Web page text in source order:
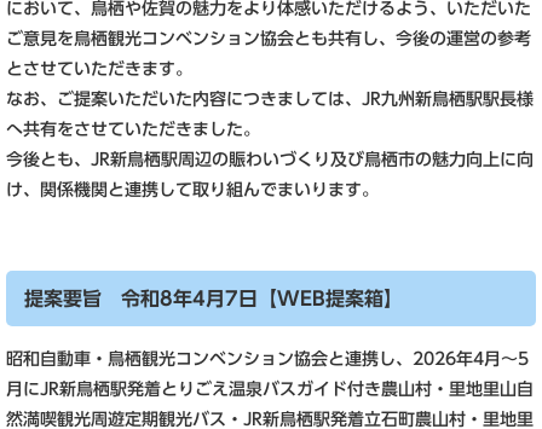
において、鳥栖や佐賀の魅力をより体感いただけるよう、いただいた
ご意見を鳥栖観光コンベンション協会とも共有し、今後の運営の参考
とさせていただきます。
なお、ご提案いただいた内容につきましては、JR九州新鳥栖駅駅長様
へ共有をさせていただきました。
今後とも、JR新鳥栖駅周辺の賑わいづくり及び鳥栖市の魅力向上に向
け、関係機関と連携して取り組んでまいります。
提案要旨 令和8年4月7日【WEB提案箱】
昭和自動車・鳥栖観光コンベンション協会と連携し、2026年4月～5
月にJR新鳥栖駅発着とりごえ温泉バスガイド付き農山村・里地里山自
然満喫観光周遊定期観光バス・JR新鳥栖駅発着立石町農山村・里地里